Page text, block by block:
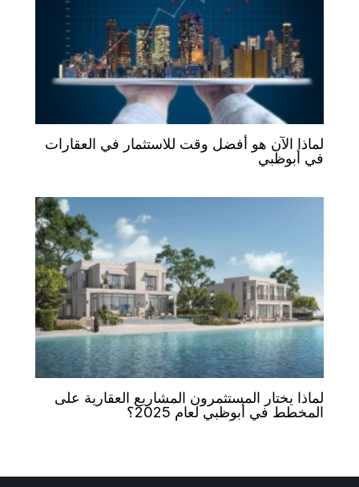
لماذا الآن هو أفضل وقت للاستثمار في العقارات
في أبوظبي
لماذا يختار المستثمرون المشاريع العقارية على
المخطط في أبوظبي لعام 2025؟